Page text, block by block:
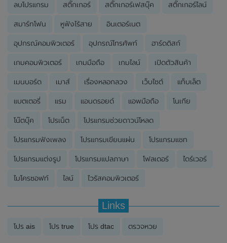
ลบโปรแกรม สติ๊กเกอร์ สติ๊กเกอร์เฟสบุ๊ค สติ๊กเกอร์ไลน์
สมาร์ทโฟน หูฟังไร้สาย อินเตอร์เนต
อุปกรณ์คอมพิวเตอร์ อุปกรณ์โทรศัพท์ ฮาร์ดดิสก์
เกมคอมพิวเตอร์ เกมมือถือ เกมไลน์ เปิดตัวสินค้า
เมนบอร์ด เมาส์ เรื่องหลอกลวง เว็บไซต์ แท็บเล็ต
แบตเตอรี่ แรม แอนดรอยด์ แอพมือถือ โนเกีย
โน๊ตบุ๊ค โปรเน็ต โปรแกรมช่วยดาวน์โหลด
โปรแกรมฟังเพลง โปรแกรมเขียนแผ่น โปรแกรมแชท
โปรแกรมแต่งรูป โปรแกรมแปลภาษา โฟลเดอร์ ไดร์เวอร์
ไมโครซอฟท์ ไลน์ ไวรัสคอมพิวเตอร์
Links
โปร ais โปร true โปร dtac ตรวจหวย